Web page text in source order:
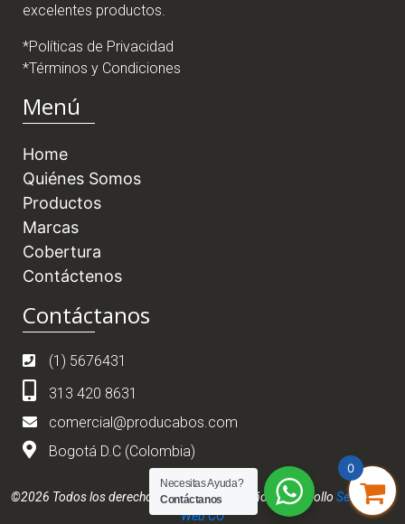
excelentes productos.
*Políticas de Privacidad
*Términos y Condiciones
Menú
Home
Quiénes Somos
Productos
Marcas
Cobertura
Contáctenos
Contáctanos
(1) 5676431
313 420 8631
comercial@producabos.com
Bogotá D.C (Colombia)
©2026 Todos los derechos reservados. Diseño y desarrollo Servidores
Web CO
Necesitas Ayuda?
Contáctanos
0